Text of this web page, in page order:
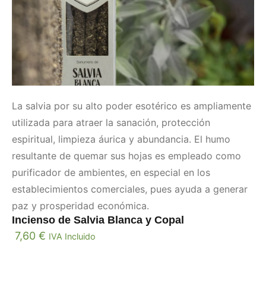
La salvia por su alto poder esotérico es ampliamente
utilizada para atraer la sanación, protección
espiritual, limpieza áurica y abundancia. El humo
resultante de quemar sus hojas es empleado como
purificador de ambientes, en especial en los
establecimientos comerciales, pues ayuda a generar
paz y prosperidad económica.
Incienso de Salvia Blanca y Copal
7,60 € IVA Incluido